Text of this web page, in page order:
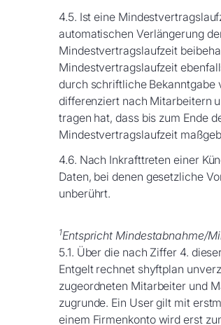
4.5. Ist eine
automatischen Verlängerung
Mindestvertragslaufzeit
Mindestvertragslaufzeit
durch schriftliche Bekanntgabe
differenziert nach Mitarbeitern
tragen hat, dass bis zum Ende
Mindestvertragslaufzeit
4.6. Nach Inkrafttreten einer
Daten, bei denen gesetzliche
unberührt.
1Entspricht Mindestabnahme/
5.1. Über die nach Ziffer 4.
Entgelt rechnet shyftplan
zugeordneten Mitarbeiter und
zugrunde. Ein User gilt mit
einem Firmenkonto wird erst